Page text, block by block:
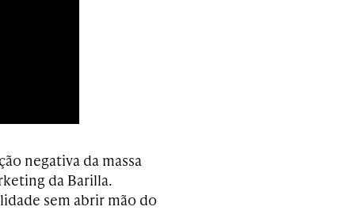
negativa da massa
da Barilla.
sem abrir mão do